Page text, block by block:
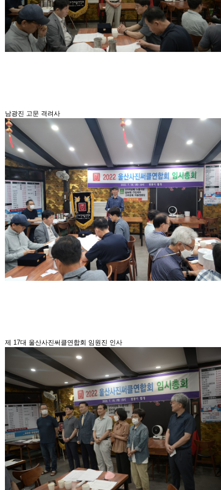
남광진 고문 격려사
제 17대 울산사진써클연합회 임원진 인사